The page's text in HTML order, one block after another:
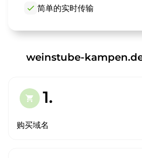
check 简单的实时传输
weinstube-kampen.de
shopping_cart 1.
购买域名